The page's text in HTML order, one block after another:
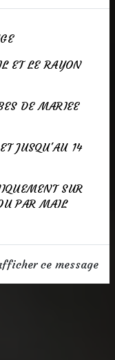
ET LE RAYON
DE MARIEE
JUSQU'AU 14
SUR
PAR MAIL
ce message